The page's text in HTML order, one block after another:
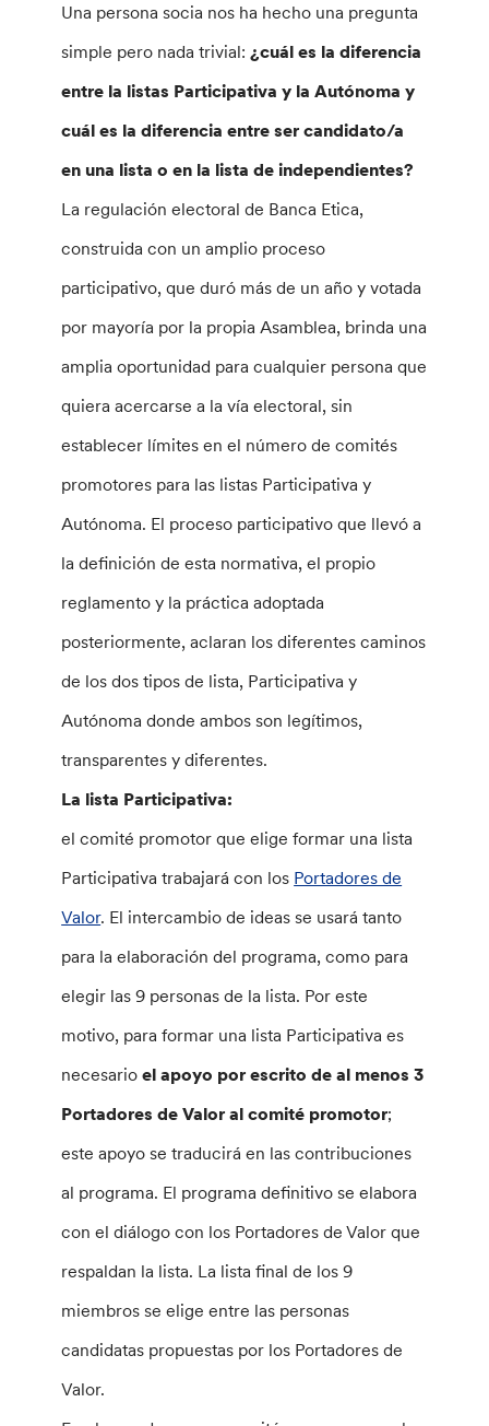
Una persona socia nos ha hecho una pregunta
simple pero nada trivial: ¿cuál es la diferencia
entre la listas Participativa y la Autónoma y
cuál es la diferencia entre ser candidato/a
en una lista o en la lista de independientes?
La regulación electoral de Banca Etica,
construida con un amplio proceso
participativo, que duró más de un año y votada
por mayoría por la propia Asamblea, brinda una
amplia oportunidad para cualquier persona que
quiera acercarse a la vía electoral, sin
establecer límites en el número de comités
promotores para las listas Participativa y
Autónoma. El proceso participativo que llevó a
la definición de esta normativa, el propio
reglamento y la práctica adoptada
posteriormente, aclaran los diferentes caminos
de los dos tipos de lista, Participativa y
Autónoma donde ambos son legítimos,
transparentes y diferentes.
La lista Participativa:
el comité promotor que elige formar una lista
Participativa trabajará con los Portadores de
Valor. El intercambio de ideas se usará tanto
para la elaboración del programa, como para
elegir las 9 personas de la lista. Por este
motivo, para formar una lista Participativa es
necesarioel apoyo por escrito de al menos 3
Portadores de Valor al comité promotor;
este apoyo se traducirá en las contribuciones
al programa. El programa definitivo se elabora
con el diálogo con los Portadores de Valor que
respaldan la lista. La lista final de los 9
miembros se elige entre las personas
candidatas propuestas por los Portadores de
Valor.